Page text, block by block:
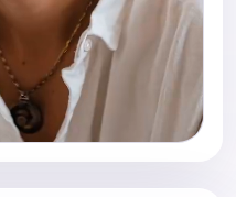
de mídia social,
assistência
IA, textura natural da
detalhe, física realista,
satisfatória.